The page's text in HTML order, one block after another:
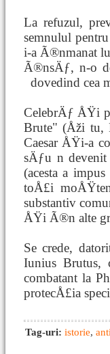
La refuzul,
semnulul
i-a Ã®nmanat
Ã®nsÄƒ, n-o
dovedind cea
CelebrÄƒ ÅŸi
Brute" (Åži tu,
Caesar ÅŸi-a
sÄƒu n
(acesta a
toÅ£i
substantiv
ÅŸi Ã®n alte
Se crede,
Iunius Brutus,
combatant la
protecÅ£ia
Tag-uri: istorie,